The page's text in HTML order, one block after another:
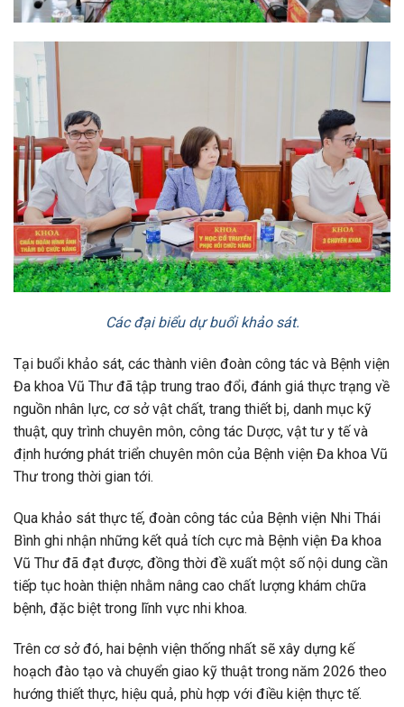
Các đại biểu dự buổi khảo sát.
Tại buổi khảo sát, các thành viên đoàn công tác và Bệnh viện
Đa khoa Vũ Thư đã tập trung trao đổi, đánh giá thực trạng về
nguồn nhân lực, cơ sở vật chất, trang thiết bị, danh mục kỹ
thuật, quy trình chuyên môn, công tác Dược, vật tư y tế và
định hướng phát triển chuyên môn của Bệnh viện Đa khoa Vũ
Thư trong thời gian tới.
Qua khảo sát thực tế, đoàn công tác của Bệnh viện Nhi Thái
Bình ghi nhận những kết quả tích cực mà Bệnh viện Đa khoa
Vũ Thư đã đạt được, đồng thời đề xuất một số nội dung cần
tiếp tục hoàn thiện nhằm nâng cao chất lượng khám chữa
bệnh, đặc biệt trong lĩnh vực nhi khoa.
Trên cơ sở đó, hai bệnh viện thống nhất sẽ xây dựng kế
hoạch đào tạo và chuyển giao kỹ thuật trong năm 2026 theo
hướng thiết thực, hiệu quả, phù hợp với điều kiện thực tế.